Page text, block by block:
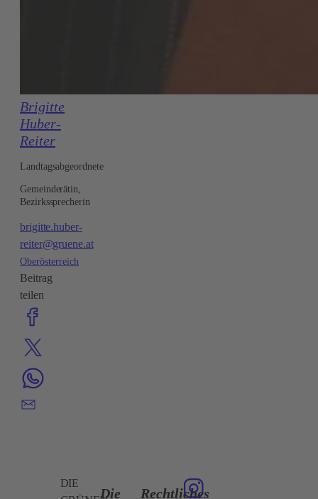
Brigitte
Huber-
Reiter
Landtagsabgeordnete
Gemeinderätin,
Bezirkssprecherin
brigitte.huber-
reiter@gruene.at
Oberösterreich
Beitrag
teilen
DIE
Die
Rechtliches